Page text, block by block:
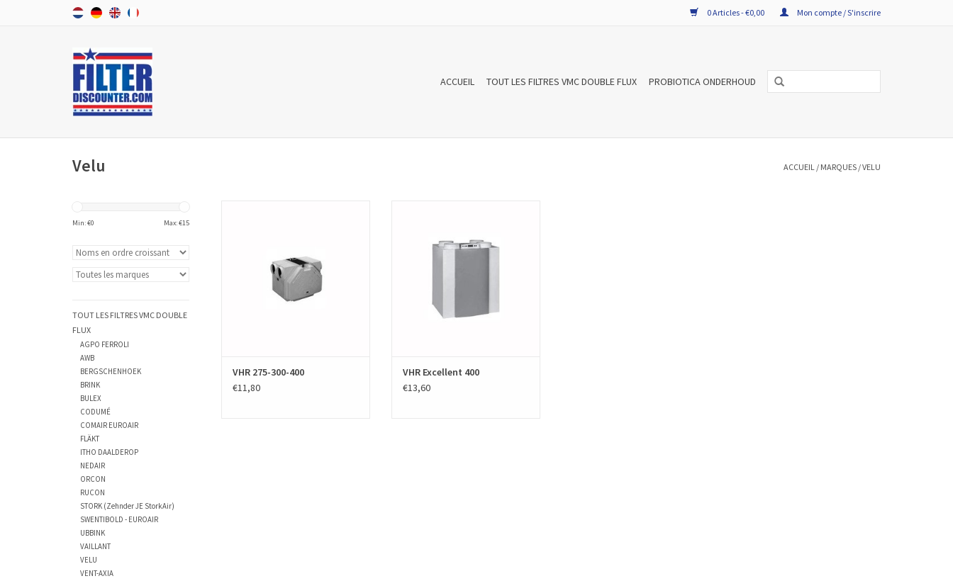
0 Articles - €0,00 Mon compte / S'inscrire
ACCUEIL TOUT LES FILTRES VMC DOUBLE FLUX PROBIOTICA ONDERHOUD
Velu ACCUEIL / MARQUES /VELU
Min: €0 Max: €15
TOUT LES FILTRES VMC DOUBLE
FLUX
AGPO FERROLI
AWB
BERGSCHENHOEK
BRINK
BULEX
CODUMÉ
COMAIR EUROAIR
FLÄKT
ITHO DAALDEROP
NEDAIR
ORCON
RUCON
STORK (Zehnder JE StorkAir)
SWENTIBOLD - EUROAIR
UBBINK
VAILLANT
VELU
VENT-AXIA
Les sets de filtres pour VMC double flux
sont de haute qualité et produits
conforme aux normes Europé...
VHR 275-300-400
€11,80
400 se compose de 2 filtres. Les sets
AJOUTER AU PANIER
VHR Excellent 400
€13,60